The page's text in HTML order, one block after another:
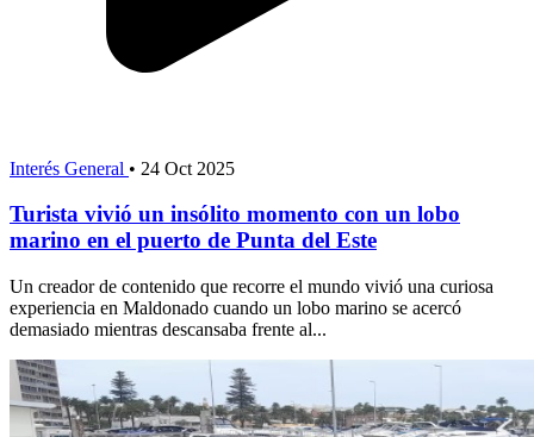
Interés General • 24 Oct 2025
Turista vivió un insólito momento con un lobo
marino en el puerto de Punta del Este
Un creador de contenido que recorre el mundo vivió una curiosa
experiencia en Maldonado cuando un lobo marino se acercó
demasiado mientras descansaba frente al...